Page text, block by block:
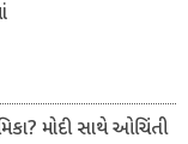
મોદી સાથે ઓચિંતી